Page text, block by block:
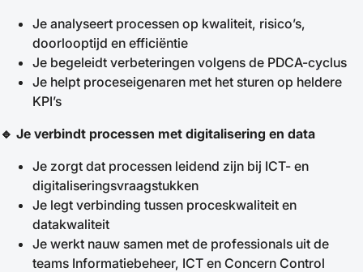
Je analyseert processen op kwaliteit, risico’s,
doorlooptijd en efficiëntie
Je begeleidt verbeteringen volgens de PDCA-cyclus
Je helpt proceseigenaren met het sturen op heldere
KPI’s
🔹 Je verbindt processen met digitalisering en data
Je zorgt dat processen leidend zijn bij ICT- en
digitaliseringsvraagstukken
Je legt verbinding tussen proceskwaliteit en
datakwaliteit
Je werkt nauw samen met de professionals uit de
teams Informatiebeheer, ICT en Concern Control